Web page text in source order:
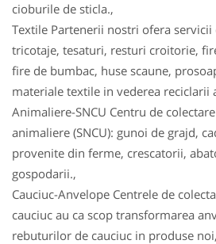
cioburile de sticla.,
Textile Partenerii nostri ofera servicii
tricotaje, tesaturi, resturi croitorie,
fire de bumbac, huse scaune,
materiale textile in vederea reciclarii
Animaliere-SNCU Centru de
animaliere (SNCU): gunoi de grajd,
provenite din ferme, crescatorii,
gospodarii.,
Cauciuc-Anvelope Centrele de
cauciuc au ca scop transformarea
rebuturilor de cauciuc in produse